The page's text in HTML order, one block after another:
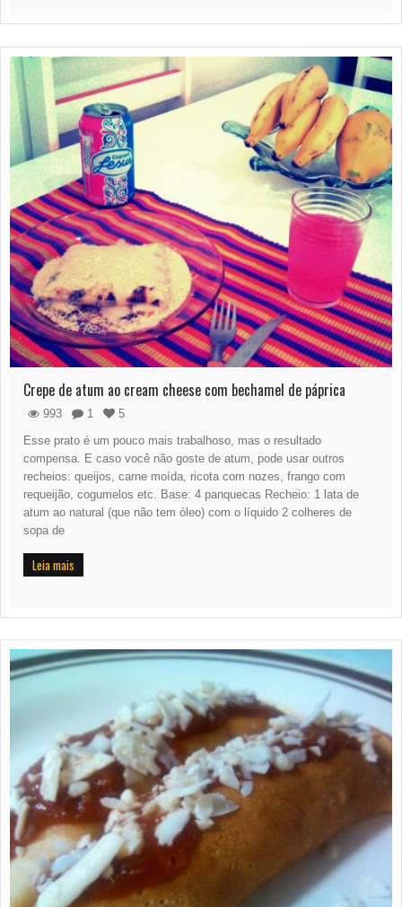
Crepe de atum ao cream cheese com bechamel de páprica
993 1
5
Esse prato é um pouco mais trabalhoso, mas o resultado
compensa. E caso você não goste de atum, pode usar outros
recheios: queijos, carne moída, ricota com nozes, frango com
requeijão, cogumelos etc. Base: 4 panquecas Recheio: 1 lata de
atum ao natural (que não tem óleo) com o líquido 2 colheres de
sopa de
Leia mais